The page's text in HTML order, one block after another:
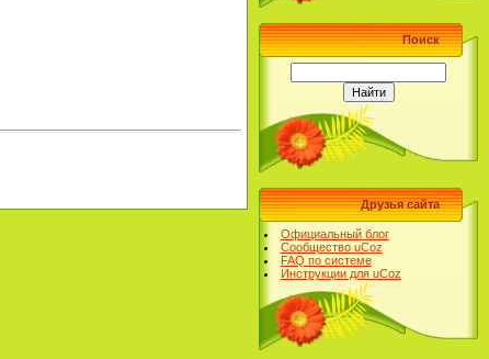
Поиск
Друзья сайта
Официальный блог
Сообщество uCoz
FAQ по системе
Инструкции для uCoz